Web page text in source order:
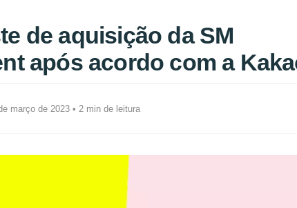
de aquisição da SM
após acordo com a
março de 2023 • 2 min de leitura